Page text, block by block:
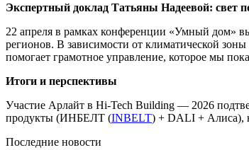
Экспертный доклад Татьяны Надеевой: свет
22 апреля в рамках конференции «Умный дом»
регионов. В зависимости от климатической
помогает грамотное управление, которое мы
Итоги и перспективы
Участие Арлайт в Hi-Tech Building — 2026
продукты (ИНБЕЛТ (INBELT) + DALI + Алиса),
Последние новости